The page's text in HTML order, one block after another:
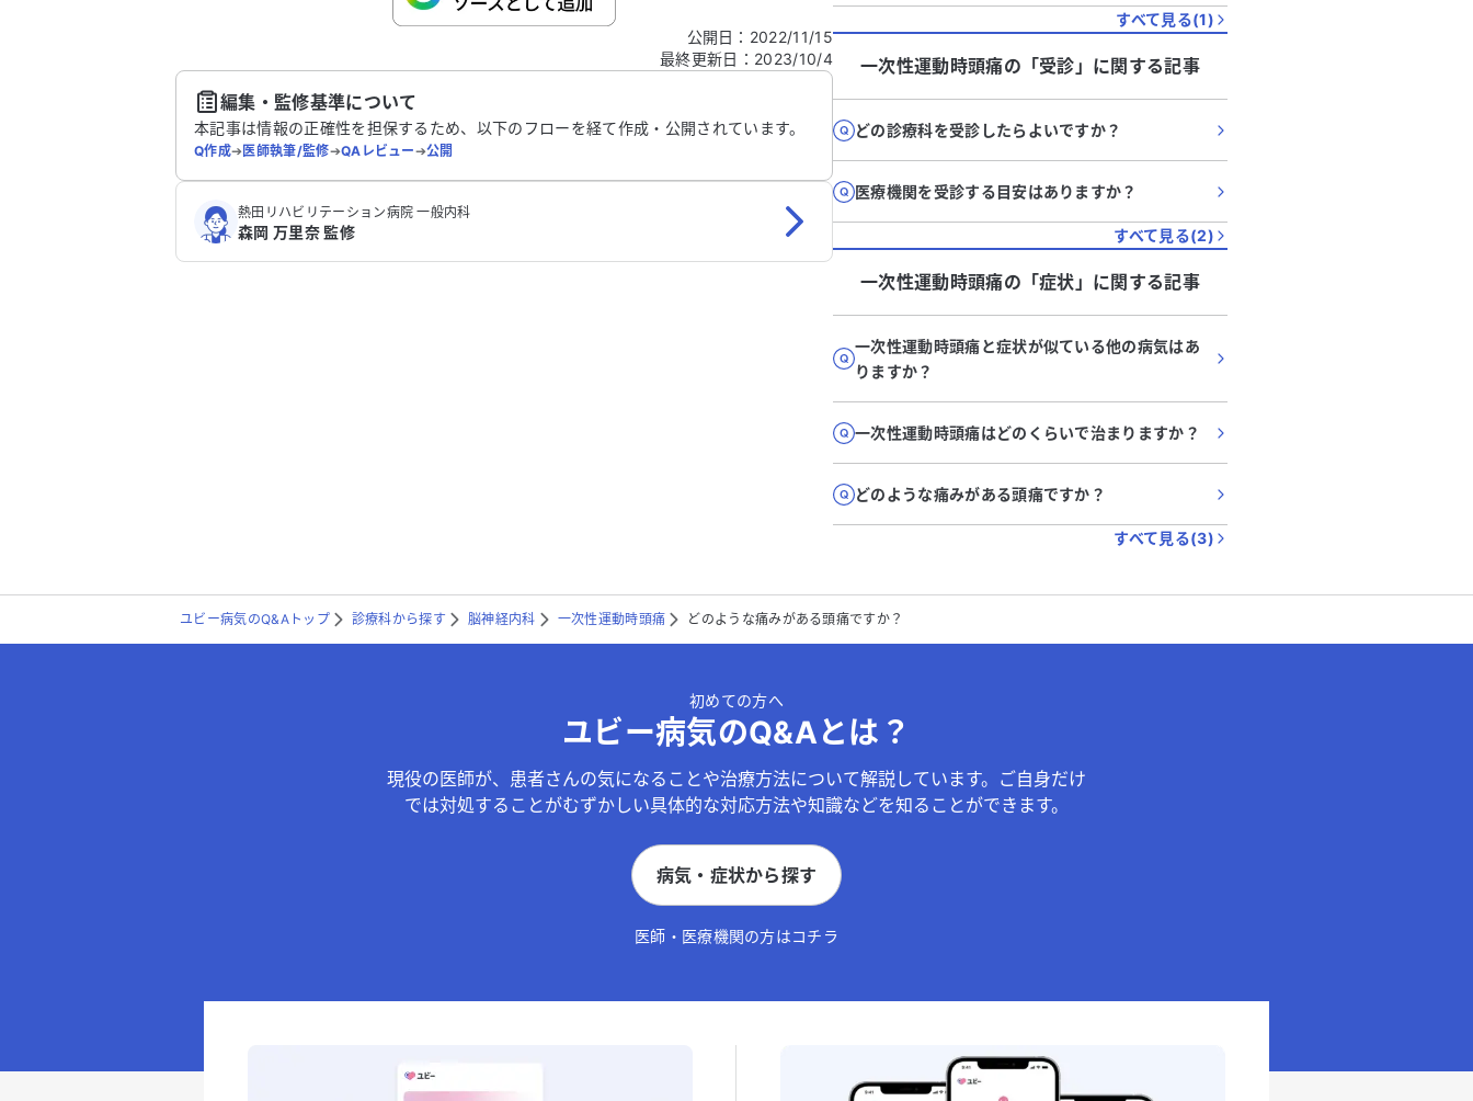
公開日 ： 2022/11/15
最終更新日 ： 2023/10/4
編集・監修基準について
本記事は情報の正確性を担保するため、以下のフローを経て作成・公開されています。
Q作成➔医師執筆/監修➔QAレビュー➔公開
熱田リハビリテーション病院 一般内科
森岡 万里奈 監修
すべて見る(1)
一次性運動時頭痛の「受診 」に関する記事
どの診療科を受診したらよいですか？
医療機関を受診する目安はありますか？
すべて見る(2)
一次性運動時頭痛の「症状 」に関する記事
一次性運動時頭痛と症状が似ている他の病気はあ
りますか？
一次性運動時頭痛はどのくらいで治まりますか？
どのような痛みがある頭痛ですか？
すべて見る(3)
ユビー病気のQ&Aトップ 診療科から探す 脳神経内科 一次性運動時頭痛 どのような痛みがある頭痛ですか？
初めての方へ
ユビー病気のQ&Aとは？
現役の医師が、患者さんの気になることや治療方法について解説しています。ご自身だけ
では対処することがむずかしい具体的な対応方法や知識などを知ることができます。
病気・症状から探す
医師・医療機関の方はコチラ